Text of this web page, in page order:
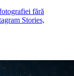
fără
Stories,